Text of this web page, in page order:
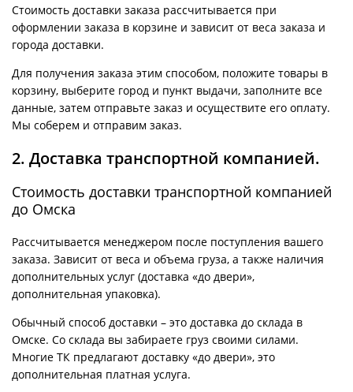
Стоимость доставки заказа рассчитывается при
оформлении заказа в корзине и зависит от веса заказа и
города доставки.
Для получения заказа этим способом, положите товары в
корзину, выберите город и пункт выдачи, заполните все
данные, затем отправьте заказ и осуществите его оплату.
Мы соберем и отправим заказ.
2. Доставка транспортной компанией.
Стоимость доставки транспортной компанией
до Омска
Рассчитывается менеджером после поступления вашего
заказа. Зависит от веса и объема груза, а также наличия
дополнительных услуг (доставка «до двери»,
дополнительная упаковка).
Обычный способ доставки – это доставка до склада в
Омске. Со склада вы забираете груз своими силами.
Многие ТК предлагают доставку «до двери», это
дополнительная платная услуга.